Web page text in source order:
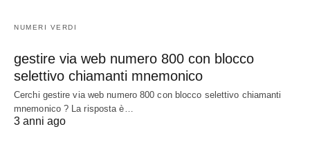
NUMERI VERDI
gestire via web numero 800 con blocco
selettivo chiamanti mnemonico
Cerchi gestire via web numero 800 con blocco selettivo chiamanti
mnemonico ? La risposta è…
3 anni ago